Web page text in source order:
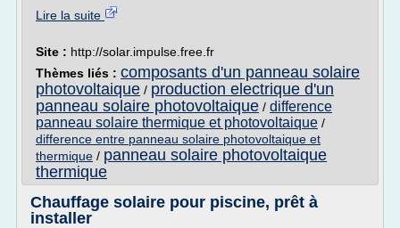
Lire la suite
Site : http://solar.impulse.free.fr
Thèmes liés : composants d'un panneau solaire
photovoltaique / production electrique d'un
panneau solaire photovoltaique / difference
panneau solaire thermique et photovoltaique /
difference entre panneau solaire photovoltaique et
thermique / panneau solaire photovoltaique
thermique
Chauffage solaire pour piscine, prêt à
installer